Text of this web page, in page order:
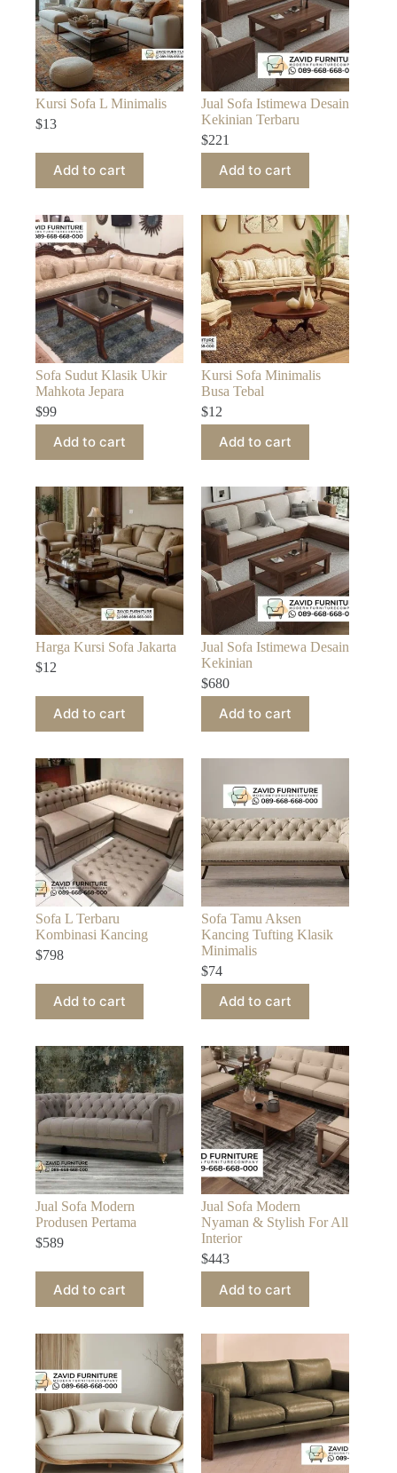
Kursi Sofa L Minimalis
$13
Add to cart
Jual Sofa Istimewa Desain
Kekinian Terbaru
$221
Add to cart
Sofa Sudut Klasik Ukir
Mahkota Jepara
$99
Add to cart
Kursi Sofa Minimalis
Busa Tebal
$12
Add to cart
Harga Kursi Sofa Jakarta
$12
Add to cart
Jual Sofa Istimewa Desain
Kekinian
$680
Add to cart
Sofa L Terbaru
Kombinasi Kancing
$798
Add to cart
Sofa Tamu Aksen
Kancing Tufting Klasik
Minimalis
$74
Add to cart
Jual Sofa Modern
Produsen Pertama
$589
Add to cart
Jual Sofa Modern
Nyaman & Stylish For All
Interior
$443
Add to cart